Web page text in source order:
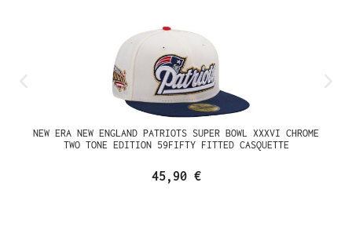
NEW ERA NEW ENGLAND PATRIOTS SUPER BOWL XXXVI CHROME
TWO TONE EDITION 59FIFTY FITTED CASQUETTE
45,90 €